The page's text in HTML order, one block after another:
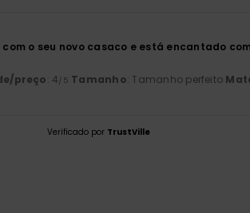
o seu novo casaco e está encantado
preço: 4/5 Tamanho: Tamanho perfeito
Verificado por TrustVille